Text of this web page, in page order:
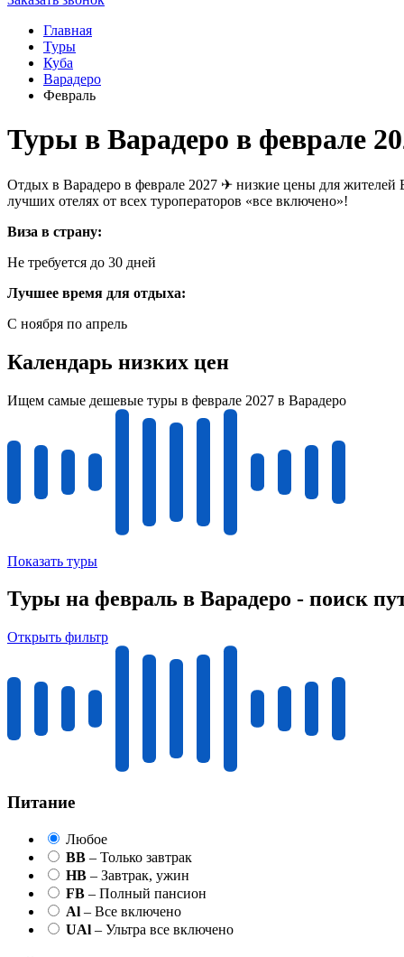
Главная
Туры
Куба
Варадеро
Февраль
Туры в Варадеро в феврале
Отдых в Варадеро в феврале 2027 ✈ низкие цены для
лучших отелях от всех туроператоров «все включено»!
Виза в страну:
Не требуется до 30 дней
Лучшее время для отдыха:
С ноября по апрель
Календарь низких цен
Ищем самые дешевые туры в феврале 2027 в Варадеро
Показать туры
Туры на февраль в Варадеро - поиск
Открыть фильтр
Питание
Любое
BB – Только завтрак
HB – Завтрак, ужин
FB – Полный пансион
Al – Все включено
UAl – Ультра все включено